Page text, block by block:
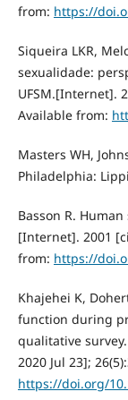
from: https://
Siqueira LKR,
sexualidade:
UFSM.[Internet].
Available from:
Masters WH,
Philadelphia:
Basson R.
[Internet]. 2001
from: https://
Khajehei K,
function during
qualitative
2020 Jul 23];
https://doi.org/